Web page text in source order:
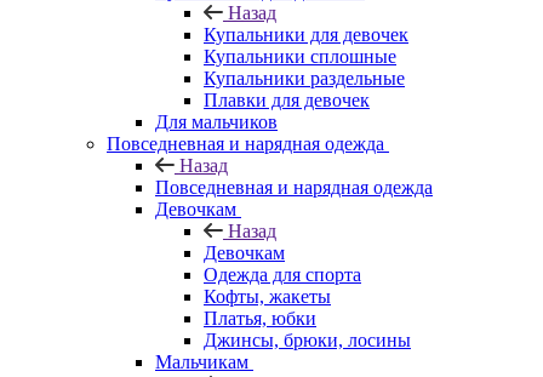
Назад
Купальники для девочек
Купальники сплошные
Купальники раздельные
Плавки для девочек
Для мальчиков
Повседневная и нарядная одежда
Назад
Повседневная и нарядная одежда
Девочкам
Назад
Девочкам
Одежда для спорта
Кофты, жакеты
Платья, юбки
Джинсы, брюки, лосины
Мальчикам